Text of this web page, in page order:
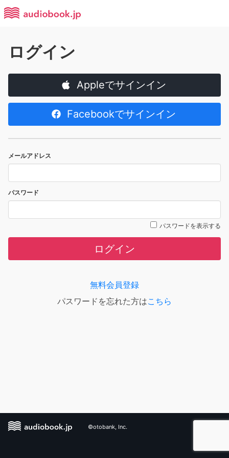
ログイン
Appleでサインイン
Facebookでサインイン
メールアドレス
パスワード
パスワードを表示する
ログイン
無料会員登録
パスワードを忘れた方はこちら
©otobank, Inc.